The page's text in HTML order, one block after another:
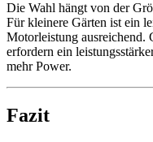
Die Wahl hängt von der
Für kleinere Gärten ist ein
Motorleistung ausreichend.
erfordern ein
mehr Power.
Fazit